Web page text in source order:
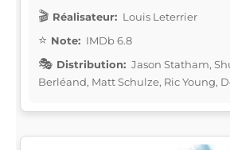
Réalisateur: Louis Leterrier
Note: IMDb 6.8
Distribution: Jason Statham,
Berléand, Matt Schulze, Ric Young,